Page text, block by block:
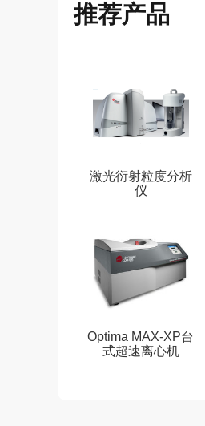
推荐产品
激光衍射粒度分析
仪
Optima MAX-XP台
式超速离心机